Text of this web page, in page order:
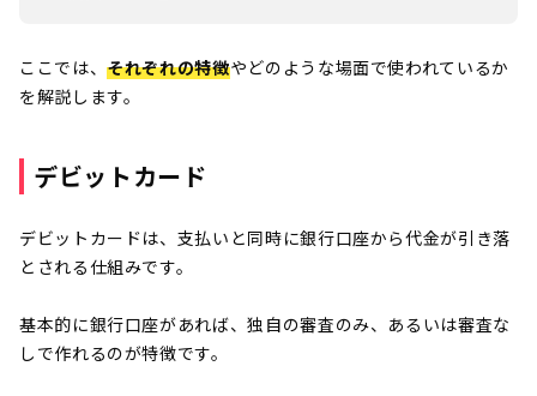
ここでは、それぞれの特徴やどのような場面で使われているか
を解説します。
デビットカード
デビットカードは、支払いと同時に銀行口座から代金が引き落
とされる仕組みです。
基本的に銀行口座があれば、独自の審査のみ、あるいは審査な
しで作れるのが特徴です。